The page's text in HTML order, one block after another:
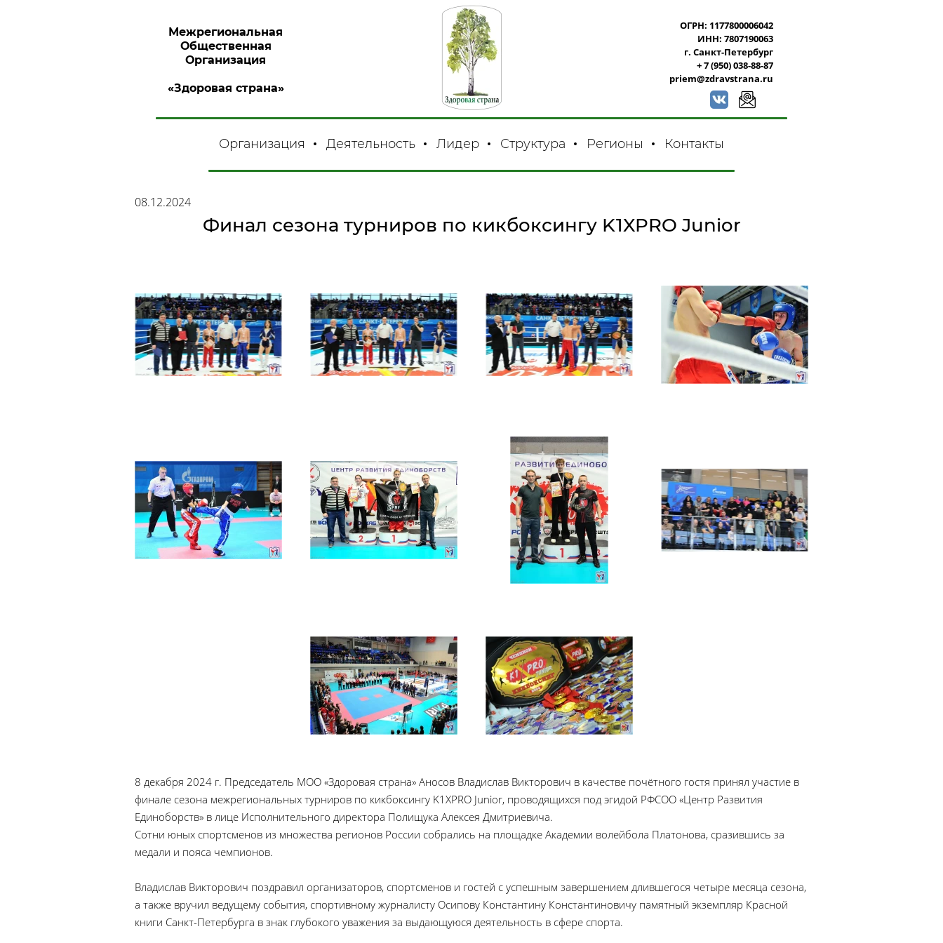
Межрегиональная
Общественная
Организация
«Здоровая страна»
ОГРН: 1177800006042
ИНН: 7807190063
г. Санкт-Петербург
+ 7 (950) 038-88-87
priem@zdravstrana.ru
Организация Деятельность Лидер Структура Регионы Контакты
08.12.2024
Финал сезона турниров по кикбоксингу K1XPRO Junior
8 декабря 2024 г. Председатель МОО «Здоровая страна» Аносов Владислав Викторович в качестве почётного гостя принял участие в
финале сезона межрегиональных турниров по кикбоксингу K1XPRO Junior, проводящихся под эгидой РФСОО «Центр Развития
Единоборств» в лице Исполнительного директора Полищука Алексея Дмитриевича.
Сотни юных спортсменов из множества регионов России собрались на площадке Академии волейбола Платонова, сразившись за
медали и пояса чемпионов.
Владислав Викторович поздравил организаторов, спортсменов и гостей с успешным завершением длившегося четыре месяца сезона,
а также вручил ведущему события, спортивному журналисту Осипову Константину Константиновичу памятный экземпляр Красной
книги Санкт-Петербурга в знак глубокого уважения за выдающуюся деятельность в сфере спорта.